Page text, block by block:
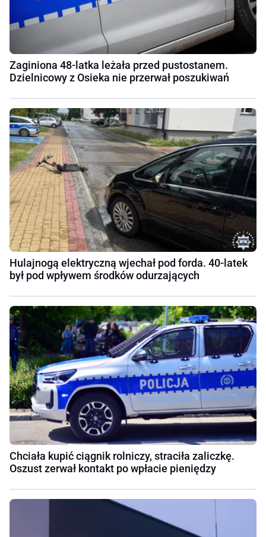
Zaginiona 48-latka leżała przed pustostanem.
Dzielnicowy z Osieka nie przerwał poszukiwań
Hulajnogą elektryczną wjechał pod forda. 40-latek
był pod wpływem środków odurzających
Chciała kupić ciągnik rolniczy, straciła zaliczkę.
Oszust zerwał kontakt po wpłacie pieniędzy